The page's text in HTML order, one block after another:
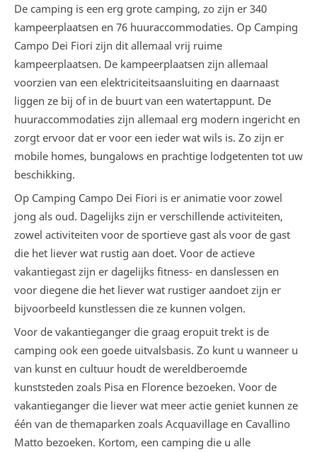
De camping is een erg grote camping, zo zijn er 340
kampeerplaatsen en 76 huuraccommodaties. Op Camping
Campo Dei Fiori zijn dit allemaal vrij ruime
kampeerplaatsen. De kampeerplaatsen zijn allemaal
voorzien van een elektriciteitsaansluiting en daarnaast
liggen ze bij of in de buurt van een watertappunt. De
huuraccommodaties zijn allemaal erg modern ingericht en
zorgt ervoor dat er voor een ieder wat wils is. Zo zijn er
mobile homes, bungalows en prachtige lodgetenten tot uw
beschikking.
Op Camping Campo Dei Fiori is er animatie voor zowel
jong als oud. Dagelijks zijn er verschillende activiteiten,
zowel activiteiten voor de sportieve gast als voor de gast
die het liever wat rustig aan doet. Voor de actieve
vakantiegast zijn er dagelijks fitness- en danslessen en
voor diegene die het liever wat rustiger aandoet zijn er
bijvoorbeeld kunstlessen die ze kunnen volgen.
Voor de vakantieganger die graag eropuit trekt is de
camping ook een goede uitvalsbasis. Zo kunt u wanneer u
van kunst en cultuur houdt de wereldberoemde
kunststeden zoals Pisa en Florence bezoeken. Voor de
vakantieganger die liever wat meer actie geniet kunnen ze
één van de themaparken zoals Acquavillage en Cavallino
Matto bezoeken. Kortom, een camping die u alle